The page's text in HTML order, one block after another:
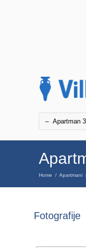
Home / Apartmani
Fotografije